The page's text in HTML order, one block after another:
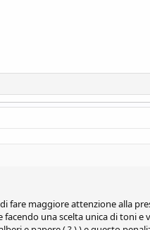
fare maggiore attenzione alla
una scelta unica di toni